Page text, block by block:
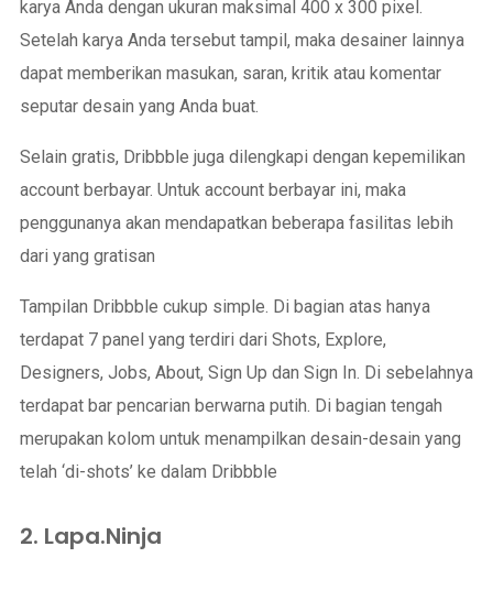
karya Anda dengan ukuran maksimal 400 x 300 pixel.
Setelah karya Anda tersebut tampil, maka desainer lainnya
dapat memberikan masukan, saran, kritik atau komentar
seputar desain yang Anda buat.
Selain gratis, Dribbble juga dilengkapi dengan kepemilikan
account berbayar. Untuk account berbayar ini, maka
penggunanya akan mendapatkan beberapa fasilitas lebih
dari yang gratisan
Tampilan Dribbble cukup simple. Di bagian atas hanya
terdapat 7 panel yang terdiri dari Shots, Explore,
Designers, Jobs, About, Sign Up dan Sign In. Di sebelahnya
terdapat bar pencarian berwarna putih. Di bagian tengah
merupakan kolom untuk menampilkan desain-desain yang
telah ‘di-shots’ ke dalam Dribbble
2. Lapa.Ninja